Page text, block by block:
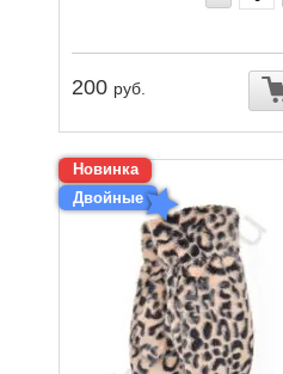
200 руб.
Новинка
Двойные